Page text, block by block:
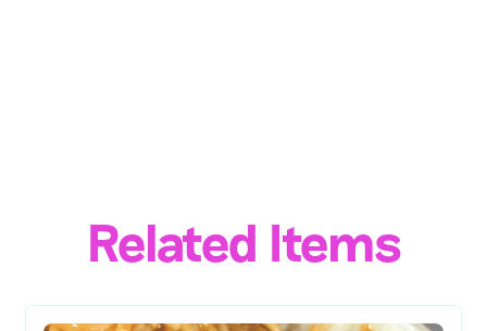
Related Items